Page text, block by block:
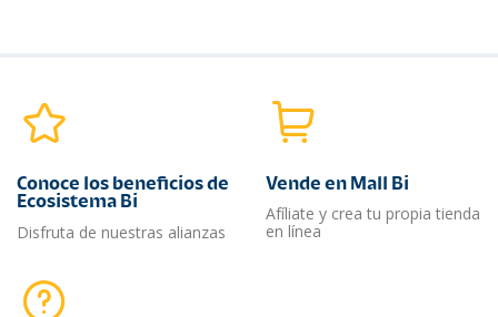
Conoce los beneficios de
Ecosistema Bi
Disfruta de nuestras alianzas
Vende en Mall Bi
Afíliate y crea tu propia tienda
en línea